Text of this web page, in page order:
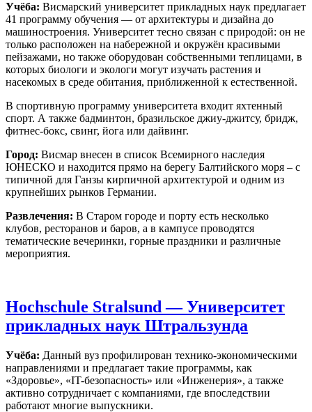
Учёба: Висмарский университет прикладных наук предлагает
41 программу обучения — от архитектуры и дизайна до
машиностроения. Университет тесно связан с природой: он не
только расположен на набережной и окружён красивыми
пейзажами, но также оборудован собственными теплицами, в
которых биологи и экологи могут изучать растения и
насекомых в среде обитания, приближенной к естественной.
В спортивную программу университета входит яхтенный
спорт. А также бадминтон, бразильское джиу-джитсу, бридж,
фитнес-бокс, свинг, йога или дайвинг.
Город: Висмар внесен в список Всемирного наследия
ЮНЕСКО и находится прямо на берегу Балтийского моря – с
типичной для Ганзы кирпичной архитектурой и одним из
крупнейших рынков Германии.
Развлечения: В Старом городе и порту есть несколько
клубов, ресторанов и баров, а в кампусе проводятся
тематические вечеринки, горные праздники и различные
мероприятия.
Hochschule Stralsund — Университет
прикладных наук Штральзунда
Учёба: Данный вуз профилирован технико-экономическими
направлениями и предлагает такие программы, как
«Здоровье», «IT-безопасность» или «Инженерия», а также
активно сотрудничает с компаниями, где впоследствии
работают многие выпускники.